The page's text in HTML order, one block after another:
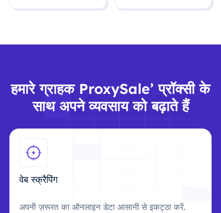
हमारे ग्राहक ProxySale’ प्रॉक्सी के
साथ अपने व्यवसाय को बढ़ाते हैं
वेब स्क्रैपिंग
अपनी ज़रूरत का ऑनलाइन डेटा आसानी से इकट्ठा करें.